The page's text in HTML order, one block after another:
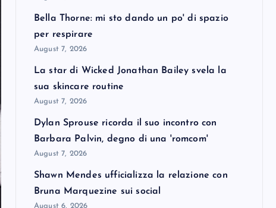
Bella Thorne: mi sto dando un po' di spazio
per respirare
August 7, 2026
La star di Wicked Jonathan Bailey svela la
sua skincare routine
August 7, 2026
Dylan Sprouse ricorda il suo incontro con
Barbara Palvin, degno di una 'romcom'
August 7, 2026
Shawn Mendes ufficializza la relazione con
Bruna Marquezine sui social
August 6, 2026